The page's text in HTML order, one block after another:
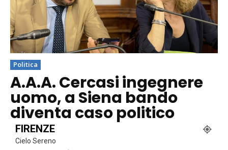
Politica
A.A.A. Cercasi ingegnere
uomo, a Siena bando
diventa caso politico
FIRENZE
Cielo Sereno